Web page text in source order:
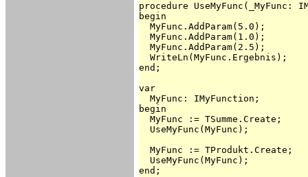
procedure UseMyFunc(_MyFunc:
begin
  MyFunc.AddParam(5.0);
  MyFunc.AddParam(1.0);
  MyFunc.AddParam(2.5);
  WriteLn(MyFunc.Ergebnis);
end;
var
  MyFunc: IMyFunction;
begin
  MyFunc := TSumme.Create;
  UseMyFunc(MyFunc);
  MyFunc := TProdukt.Create;
  UseMyFunc(MyFunc);
end;